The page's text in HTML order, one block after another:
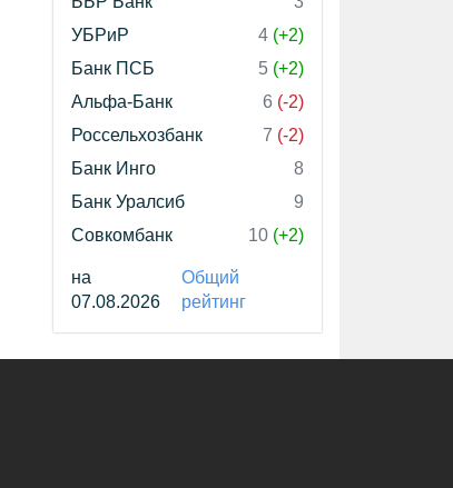
УБРиР
4 (+2)
Банк ПСБ
5 (+2)
Альфа-Банк
6 (-2)
Россельхозбанк
7 (-2)
Банк Инго
8
Банк Уралсиб
9
Совкомбанк
10 (+2)
на
07.08.2026
Общий
рейтинг